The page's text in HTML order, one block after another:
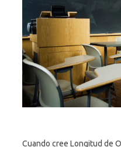
Cuando cree Longitud de